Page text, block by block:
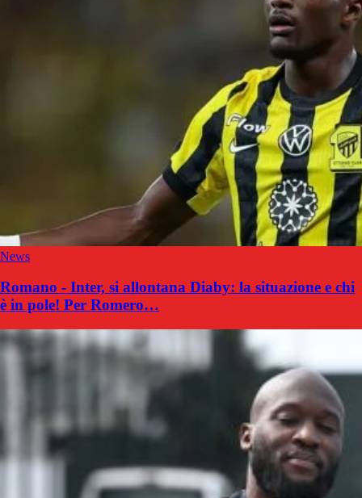
News
Romano - Inter, si allontana Diaby: la situazione e chi
è in pole! Per Romero…